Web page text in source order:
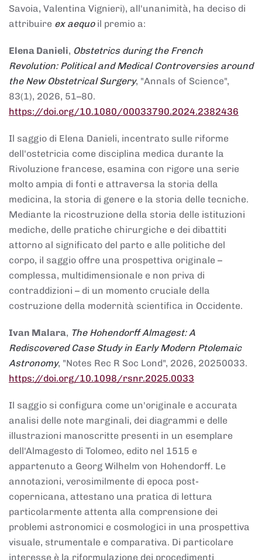
Savoia, Valentina Vignieri), all'unanimità, ha deciso di
attribuire ex aequoil premio a:
Elena Danieli, Obstetrics during the French
Revolution: Political and Medical Controversies around
the New Obstetrical Surgery, "Annals of Science",
83(1), 2026, 51–80.
https://doi.org/10.1080/00033790.2024.2382436
Il saggio di Elena Danieli, incentrato sulle riforme
dell'ostetricia come disciplina medica durante la
Rivoluzione francese, esamina con rigore una serie
molto ampia di fonti e attraversa la storia della
medicina, la storia di genere e la storia delle tecniche.
Mediante la ricostruzione della storia delle istituzioni
mediche, delle pratiche chirurgiche e dei dibattiti
attorno al significato del parto e alle politiche del
corpo, il saggio offre una prospettiva originale –
complessa, multidimensionale e non priva di
contraddizioni – di un momento cruciale della
costruzione della modernità scientifica in Occidente.
Ivan Malara, The Hohendorff Almagest: A
Rediscovered Case Study in Early Modern Ptolemaic
Astronomy, "Notes Rec R Soc Lond", 2026, 20250033.
https://doi.org/10.1098/rsnr.2025.0033
Il saggio si configura come un'originale e accurata
analisi delle note marginali, dei diagrammi e delle
illustrazioni manoscritte presenti in un esemplare
dell'Almagesto di Tolomeo, edito nel 1515 e
appartenuto a Georg Wilhelm von Hohendorff. Le
annotazioni, verosimilmente di epoca post-
copernicana, attestano una pratica di lettura
particolarmente attenta alla comprensione dei
problemi astronomici e cosmologici in una prospettiva
visuale, strumentale e comparativa. Di particolare
interesse è la riformulazione dei procedimenti